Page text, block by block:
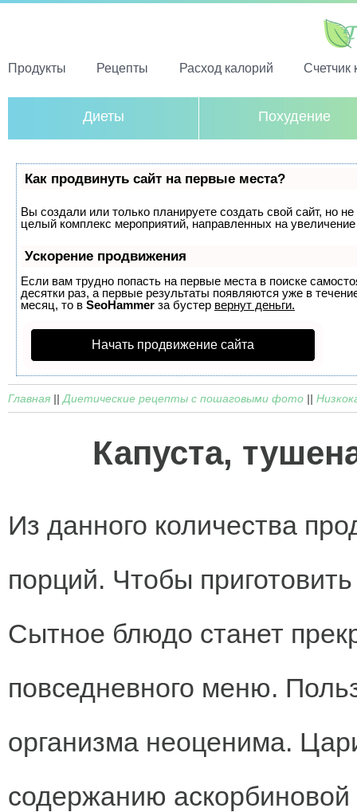
Продукты Рецепты Расход калорий Счетчик
Диеты Похудение
Как продвинуть сайт на первые места?
Вы создали или только планируете создать свой сайт, но
целый комплекс мероприятий, направленных на
Ускорение продвижения
Если вам трудно попасть на первые места в поиске
десятки раз, а первые результаты появляются уже в
месяц, то в SeoHammer за бустер вернут деньги.
Начать продвижение сайта
Главная || Диетические рецепты с пошаговыми фото ||
Капуста,
Из данного количества
порций. Чтобы
Сытное блюдо станет
повседневного меню.
организма неоценима.
содержанию аскорбиновой